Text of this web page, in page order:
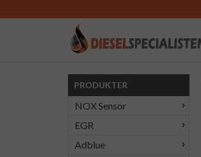
PRODUKTER
NOX Sensor
EGR
Adblue